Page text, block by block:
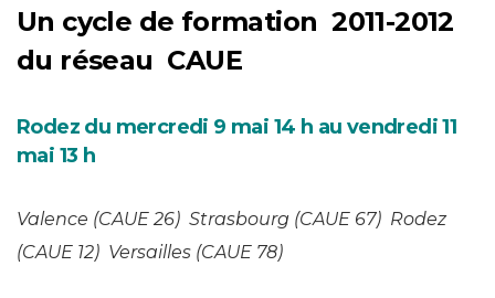
Un cycle de formation 2011-2012
du réseau CAUE
Rodez du mercredi 9 mai 14 h au vendredi 11
mai 13 h
Valence (CAUE 26) Strasbourg (CAUE 67) Rodez
(CAUE 12) Versailles (CAUE 78)